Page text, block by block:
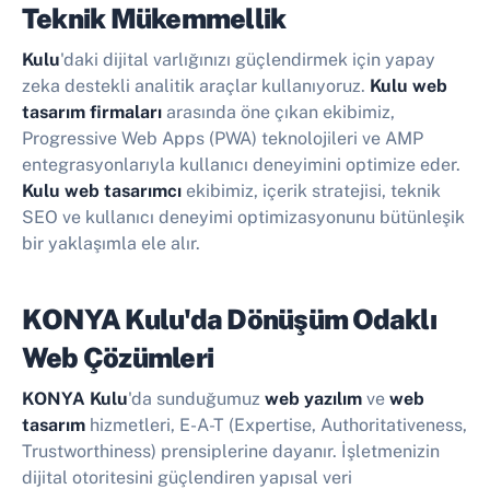
Teknik Mükemmellik
Kulu'daki dijital varlığınızı güçlendirmek için yapay
zeka destekli analitik araçlar kullanıyoruz. Kulu web
tasarım firmaları arasında öne çıkan ekibimiz,
Progressive Web Apps (PWA) teknolojileri ve AMP
entegrasyonlarıyla kullanıcı deneyimini optimize eder.
Kulu web tasarımcı ekibimiz, içerik stratejisi, teknik
SEO ve kullanıcı deneyimi optimizasyonunu bütünleşik
bir yaklaşımla ele alır.
KONYA Kulu'da Dönüşüm Odaklı
Web Çözümleri
KONYA Kulu'da sunduğumuz web yazılım ve web
tasarım hizmetleri, E-A-T (Expertise, Authoritativeness,
Trustworthiness) prensiplerine dayanır. İşletmenizin
dijital otoritesini güçlendiren yapısal veri